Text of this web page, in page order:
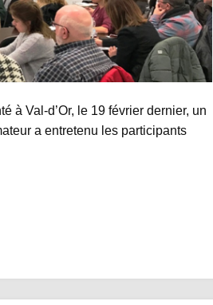
à Val-d’Or, le 19 février dernier, un
a entretenu les participants